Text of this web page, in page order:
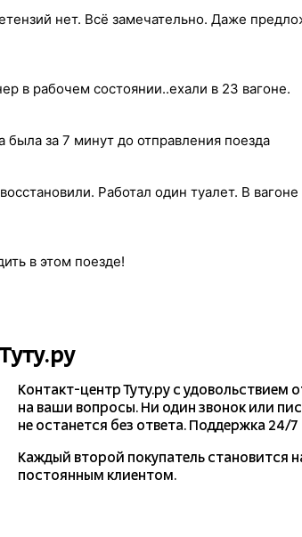
нет. Всё замечательно. Даже
в рабочем состоянии..ехали в 23 вагоне.
за 7 минут до отправления поезда
Работал один туалет. В вагоне
в этом поезде!
Контакт-центр Туту.ру с удовольствием
на ваши вопросы. Ни один звонок или
не останется без ответа. Поддержка 24/7
Каждый второй покупатель становится
постоянным клиентом.